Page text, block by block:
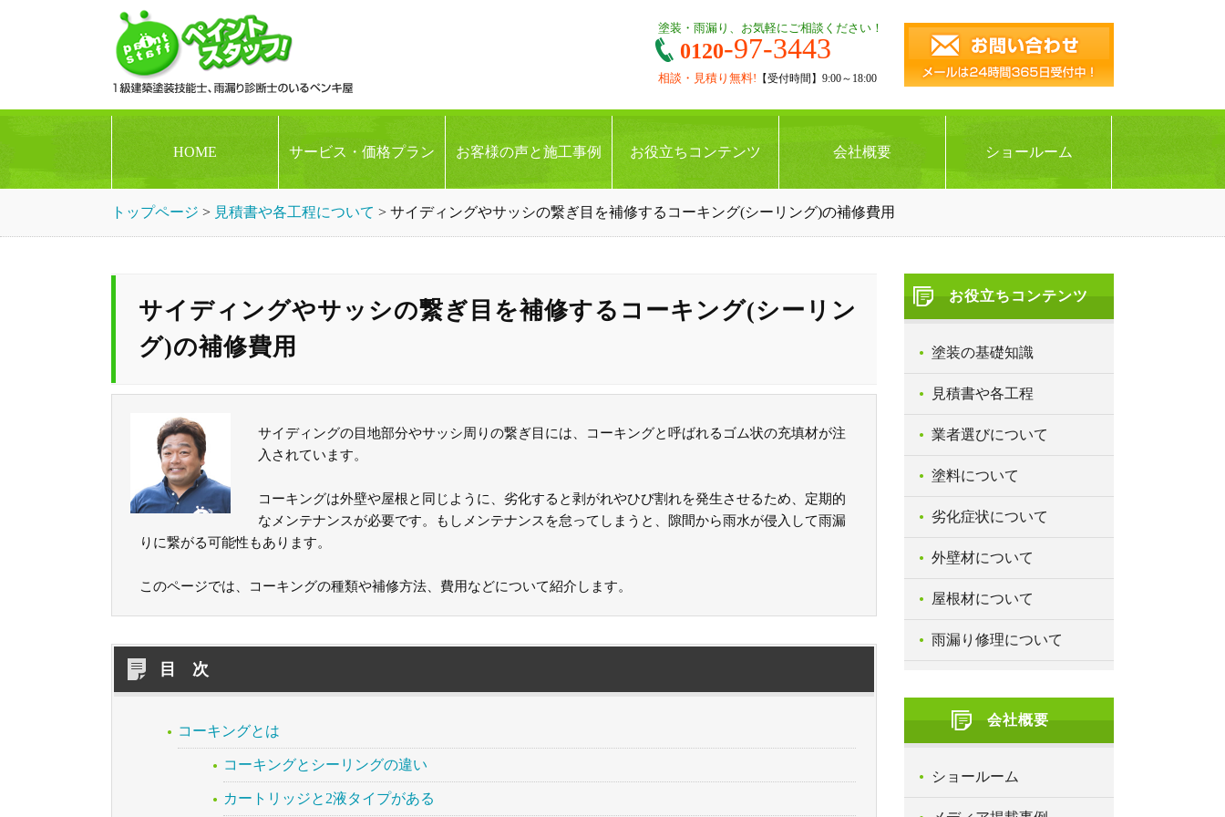
塗装・雨漏り、お気軽にご相談ください！
0120-97-3443
相談・見積り無料! 【受付時間】9:00～18:00
HOME サービス・価格プラン お客様の声と施工事例 お役立ちコンテンツ 会社概要 ショールーム
トップページ > 見積書や各工程について > サイディングやサッシの繋ぎ目を補修するコーキング(シーリング)の補修費用
サイディングやサッシの繋ぎ目を補修するコーキング(シーリン
グ)の補修費用
サイディングの目地部分やサッシ周りの繋ぎ目には、コーキングと呼ばれるゴム状の充填材が注
入されています。
コーキングは外壁や屋根と同じように、劣化すると剥がれやひび割れを発生させるため、定期的
なメンテナンスが必要です。もしメンテナンスを怠ってしまうと、隙間から雨水が侵入して雨漏
りに繋がる可能性もあります。
このページでは、コーキングの種類や補修方法、費用などについて紹介します。
目 次
コーキングとは
コーキングとシーリングの違い
カートリッジと2液タイプがある
お役立ちコンテンツ
塗装の基礎知識
見積書や各工程
業者選びについて
塗料について
劣化症状について
外壁材について
屋根材について
雨漏り修理について
会社概要
ショールーム